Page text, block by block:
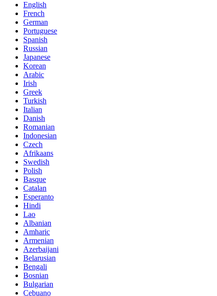
English
French
German
Portuguese
Spanish
Russian
Japanese
Korean
Arabic
Irish
Greek
Turkish
Italian
Danish
Romanian
Indonesian
Czech
Afrikaans
Swedish
Polish
Basque
Catalan
Esperanto
Hindi
Lao
Albanian
Amharic
Armenian
Azerbaijani
Belarusian
Bengali
Bosnian
Bulgarian
Cebuano